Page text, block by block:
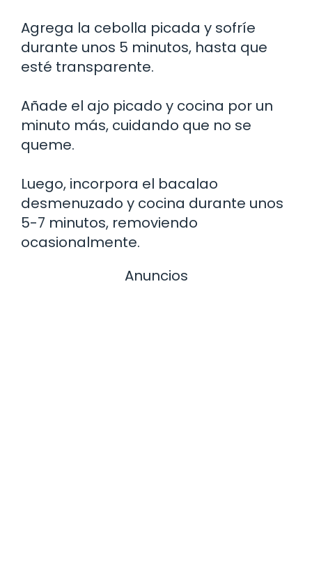
Agrega la cebolla picada y sofríe
durante unos 5 minutos, hasta que
esté transparente.
Añade el ajo picado y cocina por un
minuto más, cuidando que no se
queme.
Luego, incorpora el bacalao
desmenuzado y cocina durante unos
5-7 minutos, removiendo
ocasionalmente.
Anuncios